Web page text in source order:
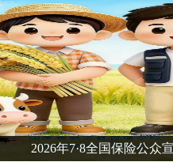
2026年7·8全国保险公众